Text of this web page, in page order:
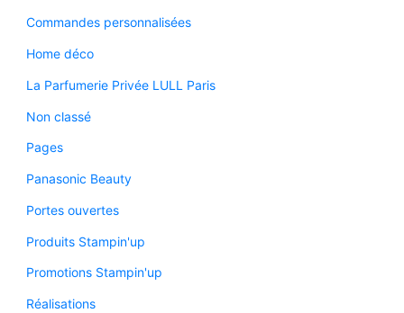
Commandes personnalisées
Home déco
La Parfumerie Privée LULL Paris
Non classé
Pages
Panasonic Beauty
Portes ouvertes
Produits Stampin'up
Promotions Stampin'up
Réalisations